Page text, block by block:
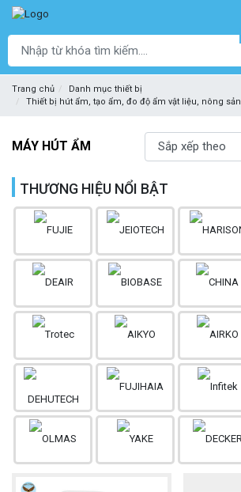
Trang chủ
Danh mục thiết bị
Thiết bị hút ẩm, tạo ẩm, đo độ ẩm vật liệu, nông sản
MÁY HÚT ẨM
THƯƠNG HIỆU NỔI BẬT